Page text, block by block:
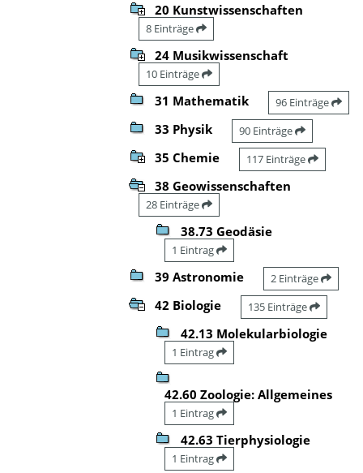
20 Kunstwissenschaften
8 Einträge
24 Musikwissenschaft
10 Einträge
31 Mathematik 96 Einträge
33 Physik 90 Einträge
35 Chemie 117 Einträge
38 Geowissenschaften
28 Einträge
38.73 Geodäsie
1 Eintrag
39 Astronomie 2 Einträge
42 Biologie 135 Einträge
42.13 Molekularbiologie
1 Eintrag
42.60 Zoologie: Allgemeines
1 Eintrag
42.63 Tierphysiologie
1 Eintrag